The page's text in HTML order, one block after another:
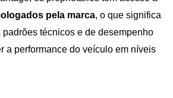
pela marca, o que significa
técnicos e de desempenho
a performance do veículo em níveis